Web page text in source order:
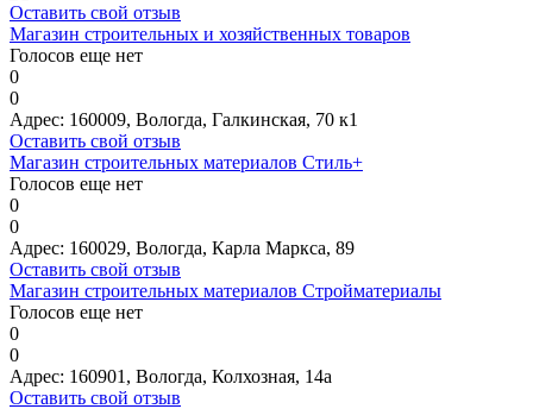
Оставить свой отзыв
Магазин строительных и хозяйственных товаров
Голосов еще нет
0
0
Адрес: 160009, Вологда, Галкинская, 70 к1
Оставить свой отзыв
Магазин строительных материалов Стиль+
Голосов еще нет
0
0
Адрес: 160029, Вологда, Карла Маркса, 89
Оставить свой отзыв
Магазин строительных материалов Стройматериалы
Голосов еще нет
0
0
Адрес: 160901, Вологда, Колхозная, 14а
Оставить свой отзыв